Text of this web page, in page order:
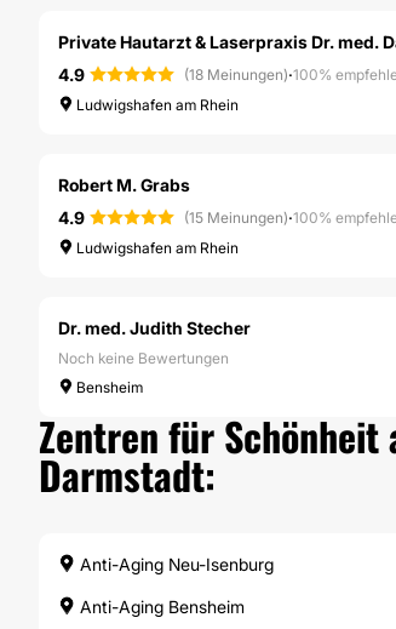
Private Hautarzt & Laserpraxis Dr. med.
4.9
(18 Meinungen)·100%
Ludwigshafen am Rhein
Robert M. Grabs
4.9
(15 Meinungen)·100%
Ludwigshafen am Rhein
Dr. med. Judith Stecher
Noch keine Bewertungen
Bensheim
Zentren für Schönheit
Darmstadt:
Anti-Aging Neu-Isenburg
Anti-Aging Bensheim